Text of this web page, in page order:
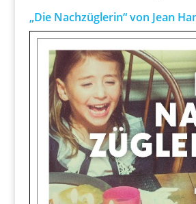
„Die Nachzüglerin“ von Jean